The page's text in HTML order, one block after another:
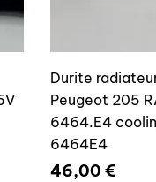
Durite
Peugeot 205
6464.E4
6464E4
Prix
46,00 €